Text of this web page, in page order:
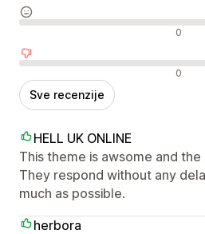
Neutralne recenzije 0
Negativne recenzije 0
Sve recenzije
HELL UK ONLINE
This theme is awsome and
They respond without any
much as possible.
herbora